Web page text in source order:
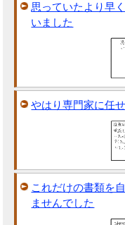
思っていたより早
いました
やはり専門家に任
これだけの書類を
ませんでした